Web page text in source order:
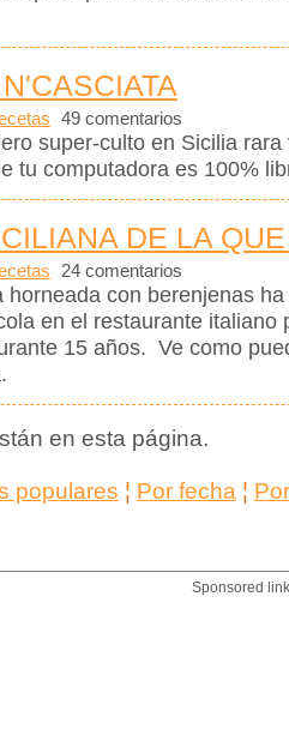
49 comentarios
super-culto en Sicilia
tu computadora es 100%
DE LA
24 comentarios
horneada con berenjenas
en el restaurante italiano
15 años. Ve como
en esta página.
populares ¦ Por fecha ¦
Sponsored